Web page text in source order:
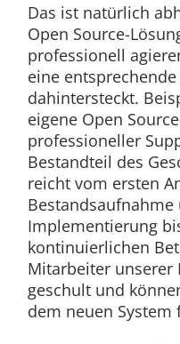
Das ist natürlich
Open Source-
professionell
eine
dahintersteckt.
eigene Open
professioneller
Bestandteil des
reicht vom ersten
Bestandsaufnahme
Implementierung
kontinuierlichen
Mitarbeiter unserer
geschult und
dem neuen System